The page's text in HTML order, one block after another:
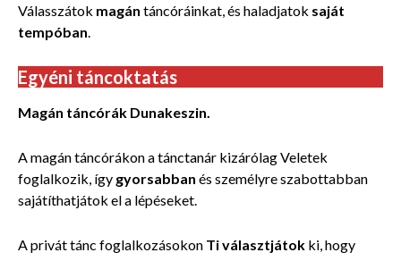
Válasszátok magán táncóráinkat, és haladjatok saját
tempóban.
Egyéni táncoktatás
Magán táncórák Dunakeszin.
A magán táncórákon a tánctanár kizárólag Veletek
foglalkozik, így gyorsabban és személyre szabottabban
sajátíthatjátok el a lépéseket.
A privát tánc foglalkozásokon Ti választjátok ki, hogy